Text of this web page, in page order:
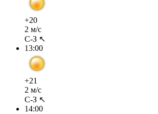
+20
2 м/с
С-З ↖
13:00
+21
2 м/с
С-З ↖
14:00